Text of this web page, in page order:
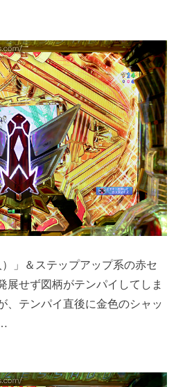
」＆ステップアップ系の赤セ
展せず図柄がテンパイしてしま
、テンパイ直後に金色のシャッ